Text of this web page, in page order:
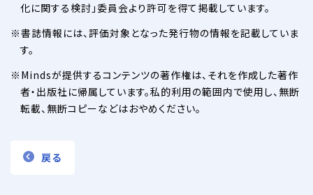
化に関する検討」委員会より許可を得て掲載しています。
書誌情報には、評価対象となった発行物の情報を記載していま
す。
Mindsが提供するコンテンツの著作権は、それを作成した著作
者・出版社に帰属しています。私的利用の範囲内で使用し、無断
転載、無断コピーなどはおやめください。
戻る